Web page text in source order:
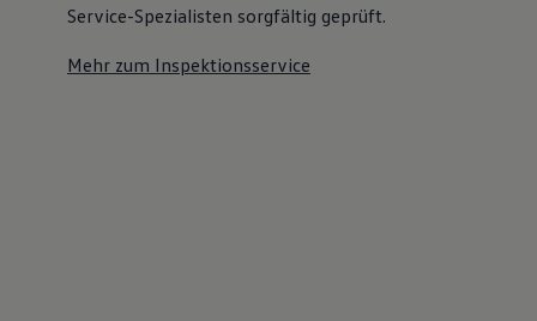
Service-Spezialisten sorgfältig geprüft.
Mehr zum Inspektionsservice